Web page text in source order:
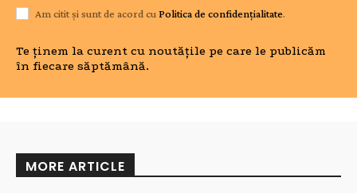
Am citit și sunt de acord cu Politica de confidențialitate.
Te ținem la curent cu noutățile pe care le publicăm
în fiecare săptămână.
MORE ARTICLE